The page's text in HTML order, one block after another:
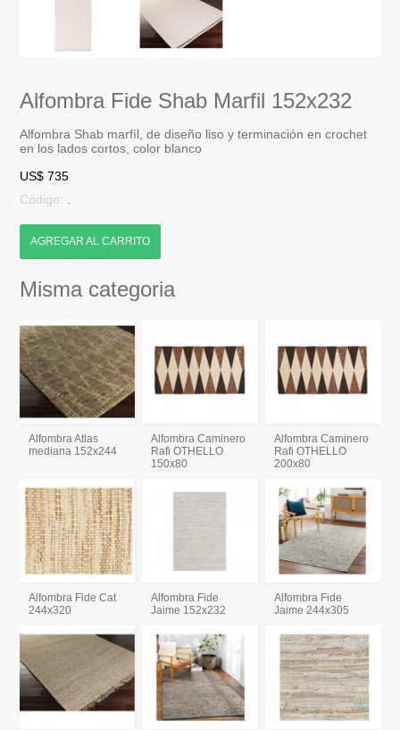
Alfombra Fide Shab Marfil 152x232
Alfombra Shab marfíl, de diseño liso y terminación en crochet
en los lados cortos, color blanco
US$ 735
Código:
AGREGAR AL CARRITO
Misma categoria
Alfombra Atlas
mediana 152x244
Alfombra Caminero
Rafi OTHELLO
150x80
Alfombra Caminero
Rafi OTHELLO
200x80
Alfombra Fide Cat
244x320
Alfombra Fide
Jaime 152x232
Alfombra Fide
Jaime 244x305